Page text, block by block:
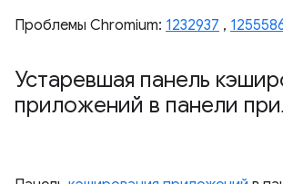
Проблемы Chromium: 1232937 ,
Устаревшая панель
приложений в панели